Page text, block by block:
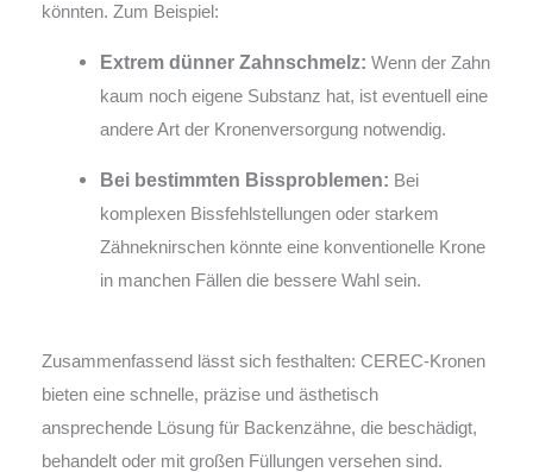
könnten. Zum Beispiel:
Extrem dünner Zahnschmelz: Wenn der Zahn
kaum noch eigene Substanz hat, ist eventuell eine
andere Art der Kronenversorgung notwendig.
Bei bestimmten Bissproblemen: Bei
komplexen Bissfehlstellungen oder starkem
Zähneknirschen könnte eine konventionelle Krone
in manchen Fällen die bessere Wahl sein.
Zusammenfassend lässt sich festhalten: CEREC-Kronen
bieten eine schnelle, präzise und ästhetisch
ansprechende Lösung für Backenzähne, die beschädigt,
behandelt oder mit großen Füllungen versehen sind.